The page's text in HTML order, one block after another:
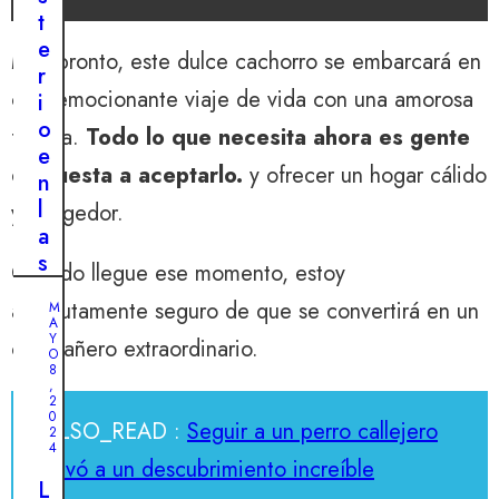
Muy pronto, este dulce cachorro se embarcará en
otro emocionante viaje de vida con una amorosa
familia. Todo lo que necesita ahora es gente
dispuesta a aceptarlo. y ofrecer un hogar cálido
y acogedor.
Cuando llegue ese momento, estoy
absolutamente seguro de que se convertirá en un
compañero extraordinario.
ALSO_READ : Seguir a un perro callejero
llevó a un descubrimiento increíble
n
u
n
c
a
c
h
o
r
r
o
m
e
n
d
g
:
t
e
r
i
o
e
n
l
a
s
e
d
M
A
Y
O
8
,
2
0
2
4
L